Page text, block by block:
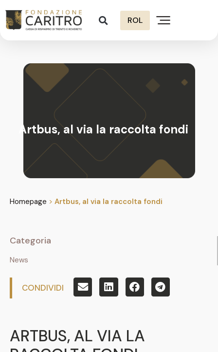
ROL
Artbus, al via la raccolta fondi
Homepage > Artbus, al via la raccolta fondi
Categoria
News
CONDIVIDI
ARTBUS, AL VIA LA